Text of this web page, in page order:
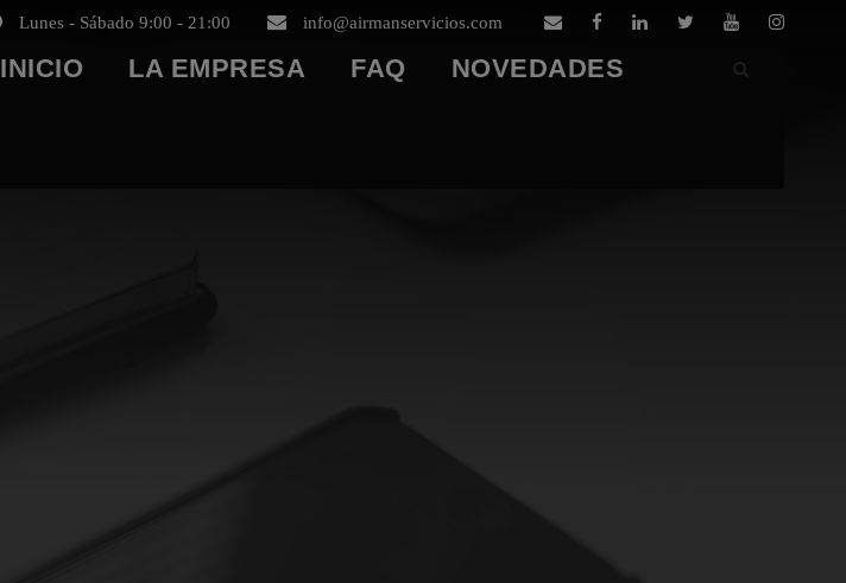
Lunes - Sábado 9:00 - 21:00 info@airmanservicios.com
INICIO LA EMPRESA FAQ NOVEDADES